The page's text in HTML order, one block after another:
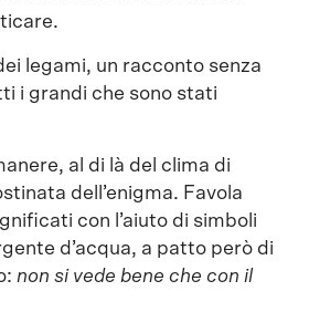
legami, un racconto senza
i grandi che sono stati
al di là del clima di
dell’enigma. Favola
con l’aiuto di simboli
d’acqua, a patto però di
non si vede bene che con il